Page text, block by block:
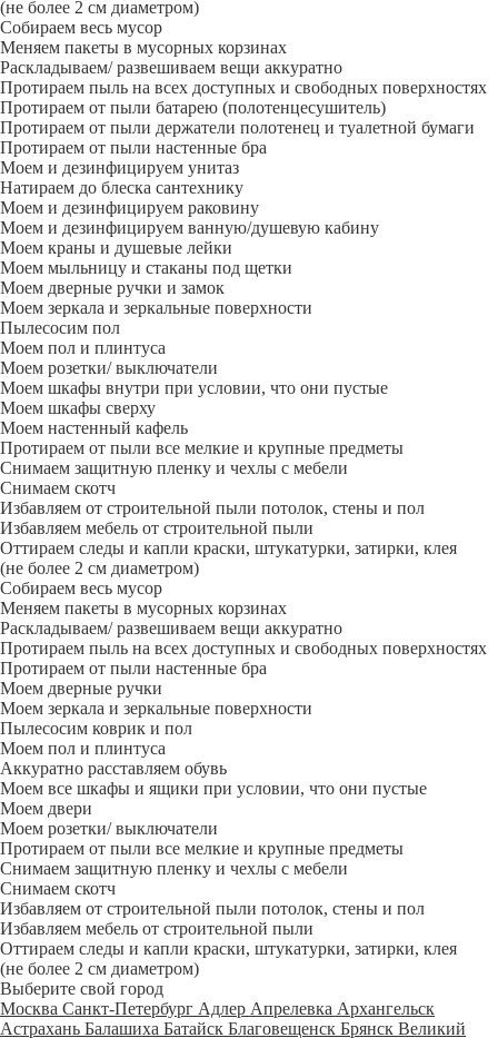
(не более 2 см диаметром)
Собираем весь мусор
Меняем пакеты в мусорных корзинах
Раскладываем/ развешиваем вещи аккуратно
Протираем пыль на всех доступных и свободных поверхностях
Протираем от пыли батарею (полотенцесушитель)
Протираем от пыли держатели полотенец и туалетной бумаги
Протираем от пыли настенные бра
Моем и дезинфицируем унитаз
Натираем до блеска сантехнику
Моем и дезинфицируем раковину
Моем и дезинфицируем ванную/душевую кабину
Моем краны и душевые лейки
Моем мыльницу и стаканы под щетки
Моем дверные ручки и замок
Моем зеркала и зеркальные поверхности
Пылесосим пол
Моем пол и плинтуса
Моем розетки/ выключатели
Моем шкафы внутри при условии, что они пустые
Моем шкафы сверху
Моем настенный кафель
Протираем от пыли все мелкие и крупные предметы
Снимаем защитную пленку и чехлы с мебели
Снимаем скотч
Избавляем от строительной пыли потолок, стены и пол
Избавляем мебель от строительной пыли
Оттираем следы и капли краски, штукатурки, затирки, клея
(не более 2 см диаметром)
Собираем весь мусор
Меняем пакеты в мусорных корзинах
Раскладываем/ развешиваем вещи аккуратно
Протираем пыль на всех доступных и свободных поверхностях
Протираем от пыли настенные бра
Моем дверные ручки
Моем зеркала и зеркальные поверхности
Пылесосим коврик и пол
Моем пол и плинтуса
Аккуратно расставляем обувь
Моем все шкафы и ящики при условии, что они пустые
Моем двери
Моем розетки/ выключатели
Протираем от пыли все мелкие и крупные предметы
Снимаем защитную пленку и чехлы с мебели
Снимаем скотч
Избавляем от строительной пыли потолок, стены и пол
Избавляем мебель от строительной пыли
Оттираем следы и капли краски, штукатурки, затирки, клея
(не более 2 см диаметром)
Выберите свой город
Москва Санкт-Петербург Адлер Апрелевка Архангельск
Астрахань Балашиха Батайск Благовещенск Брянск Великий